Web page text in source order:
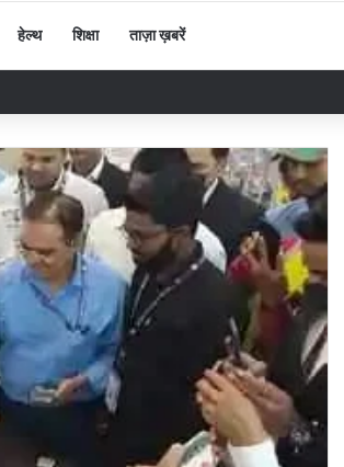
हेल्थ शिक्षा ताज़ा ख़बरें